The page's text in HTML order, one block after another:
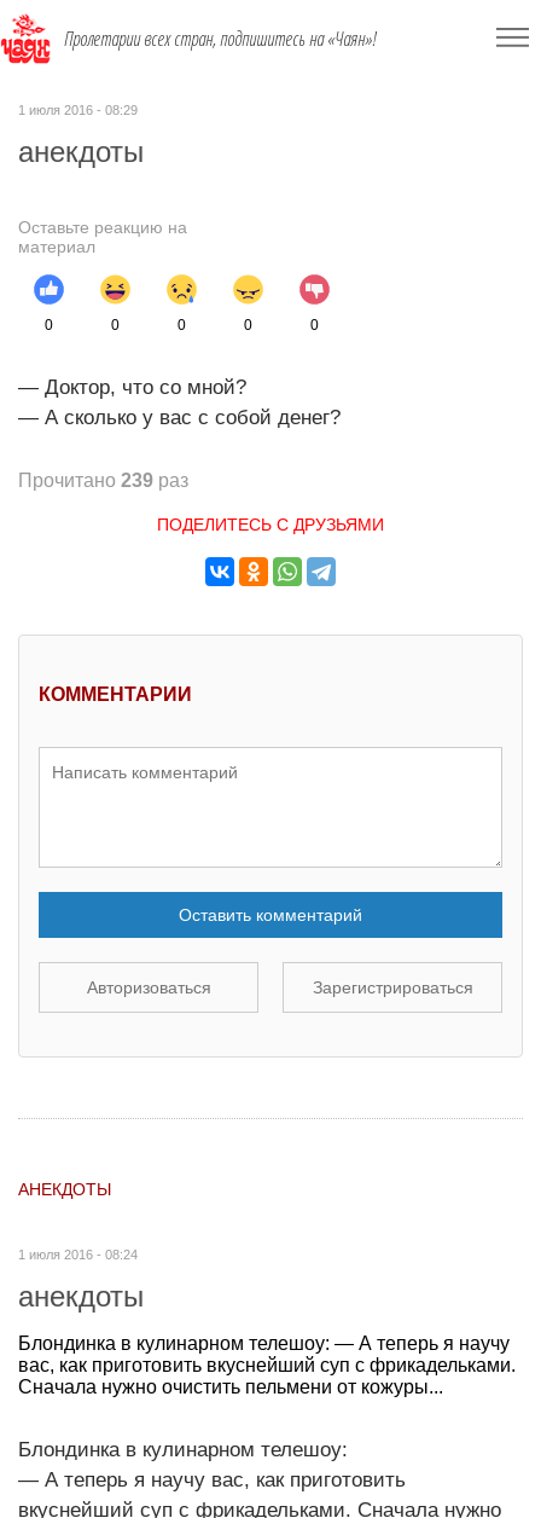
Пролетарии всех стран, подпишитесь на «Чаян»!
1 июля 2016 - 08:29
анекдоты
Оставьте реакцию на
материал
0 0 0 0 0
— Доктор, что со мной?
— А сколько у вас с собой денег?
Прочитано 239 раз
ПОДЕЛИТЕСЬ С ДРУЗЬЯМИ
КОММЕНТАРИИ
Оставить комментарий
Авторизоваться Зарегистрироваться
АНЕКДОТЫ
1 июля 2016 - 08:24
анекдоты
Блондинка в кулинарном телешоу: — А теперь я научу
вас, как приготовить вкуснейший суп с фрикадельками.
Сначала нужно очистить пельмени от кожуры...
Блондинка в кулинарном телешоу:
— А теперь я научу вас, как приготовить
вкуснейший суп с фрикадельками. Сначала нужно